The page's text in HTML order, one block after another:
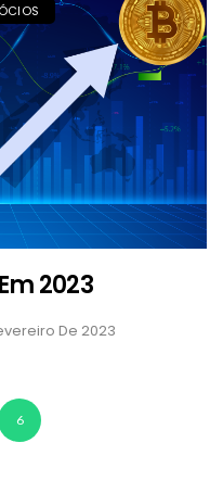
2023
De 2023
6